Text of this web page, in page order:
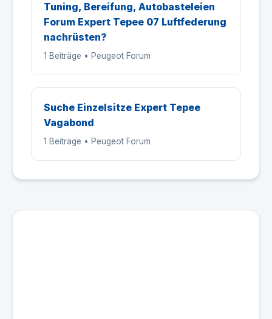
Tuning, Bereifung, Autobasteleien
Forum Expert Tepee 07 Luftfederung
nachrüsten?
1 Beiträge • Peugeot Forum
Suche Einzelsitze Expert Tepee
Vagabond
1 Beiträge • Peugeot Forum